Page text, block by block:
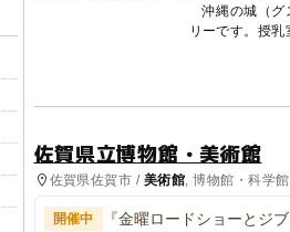
沖縄の城（グ
リーです。授
佐賀県立博物館・美術館
佐賀県佐賀市 / 美術館 , 博物館・科学館
開催中 『金曜ロードショーとジ